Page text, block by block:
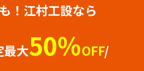
！江村工設なら
最大50％OFF/